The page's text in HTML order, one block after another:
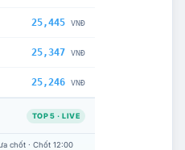
25,445 VNĐ
25,347 VNĐ
25,246 VNĐ
TOP 5 · LIVE
chốt · Chốt 12:00